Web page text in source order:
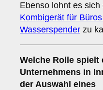
Ebenso lohnt es sich
Kombigerät für
Wasserspender zu
Welche Rolle spielt
Unternehmens in
der Auswahl eines